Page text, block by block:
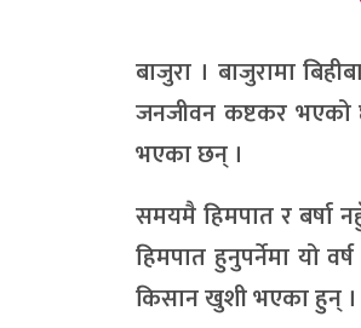
बाजुरा । बाजुरामा
जनजीवन कष्टकर भएको
भएका छन् ।
समयमै हिमपात र बर्षा
हिमपात हुनुपर्नेमा यो
किसान खुशी भएका हुन् ।